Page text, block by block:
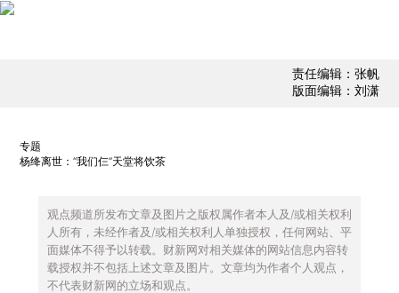
责任编辑：张帆
版面编辑：刘潇
专题
杨绛离世：“我们仨”天堂将饮茶
观点频道所发布文章及图片之版权属作者本人及/或相关权利
人所有，未经作者及/或相关权利人单独授权，任何网站、平
面媒体不得予以转载。财新网对相关媒体的网站信息内容转
载授权并不包括上述文章及图片。文章均为作者个人观点，
不代表财新网的立场和观点。